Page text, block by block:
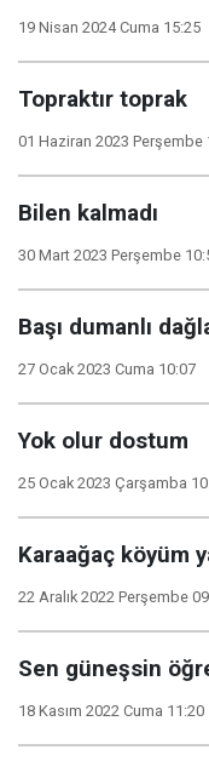
19 Nisan 2024 Cuma 15:25
Topraktır toprak
01 Haziran 2023 Perşembe
Bilen kalmadı
30 Mart 2023 Perşembe
Başı dumanlı
27 Ocak 2023 Cuma 10:07
Yok olur dostum
25 Ocak 2023 Çarşamba
Karaağaç köyüm
22 Aralık 2022 Perşembe
Sen güneşsin
18 Kasım 2022 Cuma 11:20